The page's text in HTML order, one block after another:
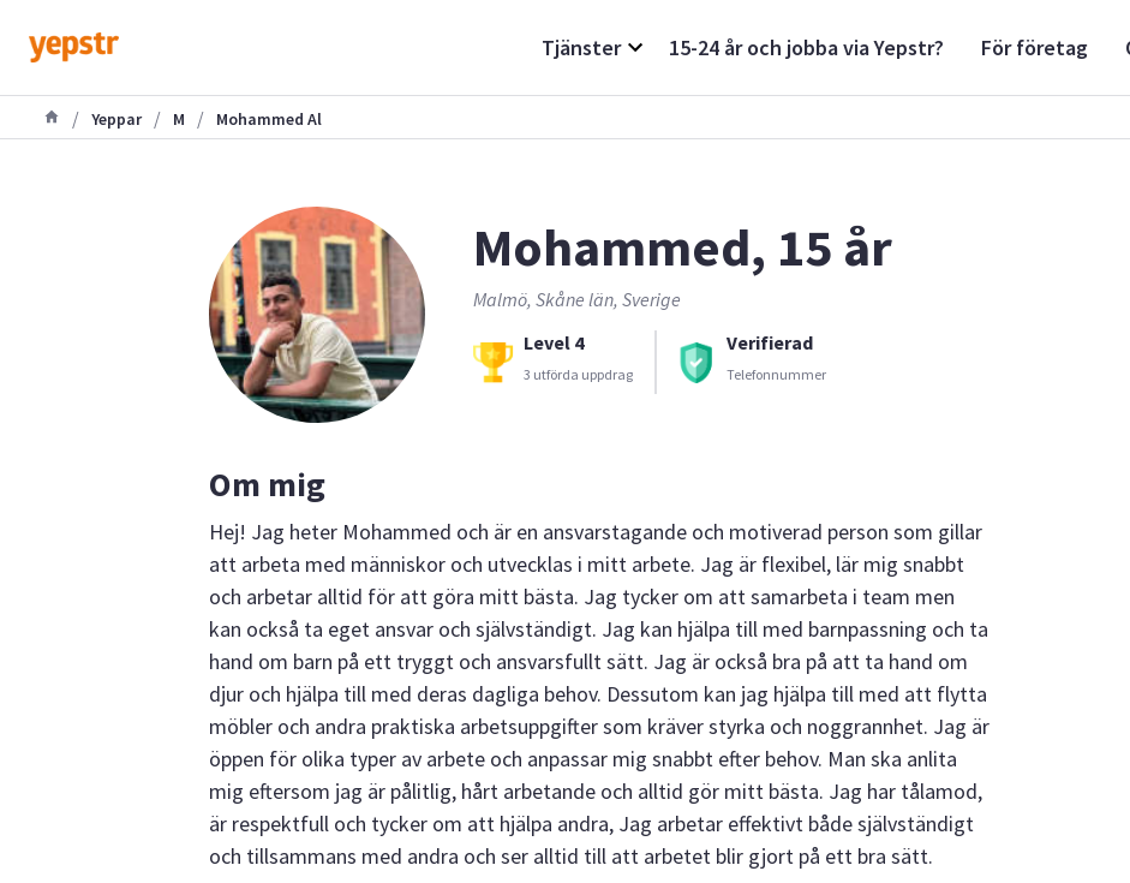
Tjänster 15-24 år och jobba via Yepstr? För företag
/ Yeppar / M / Mohammed Al
Mohammed, 15 år
Malmö, Skåne län, Sverige
Level 4
3 utförda uppdrag
Verifierad
Telefonnummer
Om mig
Hej! Jag heter Mohammed och är en ansvarstagande och motiverad person som gillar
att arbeta med människor och utvecklas i mitt arbete. Jag är flexibel, lär mig snabbt
och arbetar alltid för att göra mitt bästa. Jag tycker om att samarbeta i team men
kan också ta eget ansvar och självständigt. Jag kan hjälpa till med barnpassning och ta
hand om barn på ett tryggt och ansvarsfullt sätt. Jag är också bra på att ta hand om
djur och hjälpa till med deras dagliga behov. Dessutom kan jag hjälpa till med att flytta
möbler och andra praktiska arbetsuppgifter som kräver styrka och noggrannhet. Jag är
öppen för olika typer av arbete och anpassar mig snabbt efter behov. Man ska anlita
mig eftersom jag är pålitlig, hårt arbetande och alltid gör mitt bästa. Jag har tålamod,
är respektfull och tycker om att hjälpa andra, Jag arbetar effektivt både självständigt
och tillsammans med andra och ser alltid till att arbetet blir gjort på ett bra sätt.